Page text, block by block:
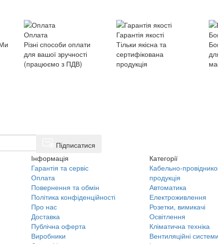
Оплата
Різні способи оплати
для вашої зручності
(працюємо з ПДВ)
Гарантія якості
Тільки якісна та
сертифікована
продукція
Підписатися
Інформація
Гарантія та сервіс
Оплата
Повернення та обмін
Політика конфіденційності
Про нас
Доставка
Публічна оферта
Виробники
Категорії
Кабельно-
продукція
Автоматика
Електроживлення
Розетки, вимикачі
Освітлення
Кліматична техніка
Вентиляційні системи